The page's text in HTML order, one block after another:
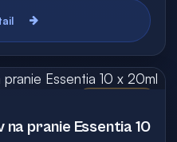
pranie Essentia 10